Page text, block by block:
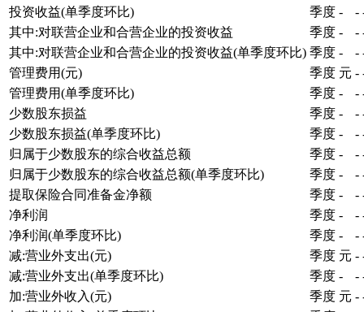
投资收益(单季度环比)
季度 - -
其中:对联营企业和合营企业的投资收益
季度 - -
其中:对联营企业和合营企业的投资收益(单季度环比) 季度 - -
管理费用(元)
季度 元 -
管理费用(单季度环比)
季度 - -
少数股东损益
季度 - -
少数股东损益(单季度环比)
季度 - -
归属于少数股东的综合收益总额
季度 - -
归属于少数股东的综合收益总额(单季度环比)
季度 - -
提取保险合同准备金净额
季度 - -
净利润
季度 - -
净利润(单季度环比)
季度 - -
减:营业外支出(元)
季度 元 -
减:营业外支出(单季度环比)
季度 - -
加:营业外收入(元)
季度 元 -